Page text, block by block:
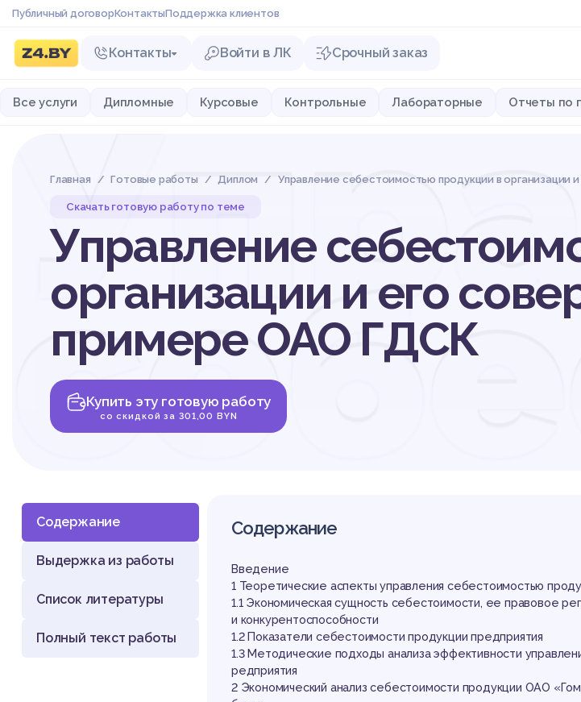
Публичный договорКонтактыПоддержка клиентов
Контакты Войти в ЛК Срочный заказ
Все услуги Дипломные Курсовые Контрольные Лабораторные Отчеты по
Главная Готовые работы Диплом Управление себестоимостью продукции в
Скачать готовую работу по теме
Управление
организации и его
примере ОАО ГДСК
Купить эту готовую работу
со скидкой за 301,00 BYN
Содержание
Выдержка из работы
Список литературы
Полный текст работы
Содержание
Введение
1 Теоретические аспекты управления себестоимостью
1.1 Экономическая сущность себестоимости, ее правовое
и конкурентоспособности
1.2 Показатели себестоимости продукции предприятия
1.3 Методические подходы анализа эффективности
редприятия
2 Экономический анализ себестоимости продукции ОАО